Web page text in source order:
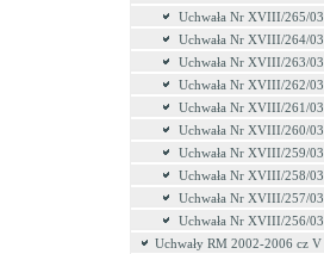
Uchwała Nr XVIII/265/03
Uchwała Nr XVIII/264/03
Uchwała Nr XVIII/263/03
Uchwała Nr XVIII/262/03
Uchwała Nr XVIII/261/03
Uchwała Nr XVIII/260/03
Uchwała Nr XVIII/259/03
Uchwała Nr XVIII/258/03
Uchwała Nr XVIII/257/03
Uchwała Nr XVIII/256/03
Uchwały RM 2002-2006 cz V